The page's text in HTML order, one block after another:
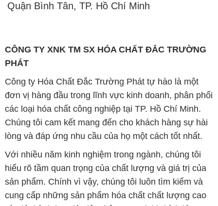
Quận Bình Tân, TP. Hồ Chí Minh
CÔNG TY XNK TM SX HÓA CHẤT ĐẮC TRƯỜNG
PHÁT
Công ty Hóa Chất Đắc Trường Phát tự hào là một
đơn vị hàng đầu trong lĩnh vực kinh doanh, phân phối
các loại hóa chất công nghiệp tại TP. Hồ Chí Minh.
Chúng tôi cam kết mang đến cho khách hàng sự hài
lòng và đáp ứng nhu cầu của họ một cách tốt nhất.
Với nhiều năm kinh nghiệm trong ngành, chúng tôi
hiểu rõ tầm quan trọng của chất lượng và giá trị của
sản phẩm. Chính vì vậy, chúng tôi luôn tìm kiếm và
cung cấp những sản phẩm hóa chất chất lượng cao